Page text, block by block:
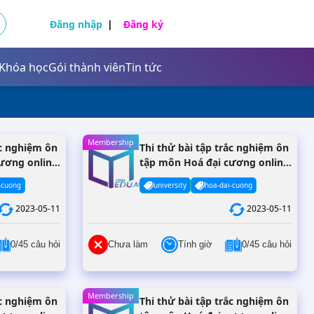
Đăng nhập Đăng ký
Tự nhiên và xã hội
Tiếng Việt
Khoa học tự nhiên
Giáo dục công dân
Tiếng Anh
Sinh học
Giáo dục kinh tế và pháp luật
Sinh học
Khóa họcGói thành viênTin tức
nghiệm ôn
online
2023-05-11
0/45 câu hỏi
Membership Thi thử bài tập trắc nghiệm ôn
tập môn Hoá đại cương online
- Đề #12
university hoa-dai-cuong
2023-05-11
Chưa làm Tính giờ 0/45 câu hỏi
nghiệm ôn
Membership Thi thử bài tập trắc nghiệm ôn